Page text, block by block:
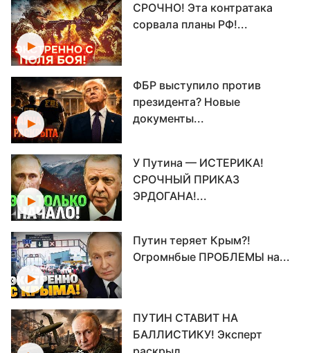
СРОЧНО! Эта контратака
сорвала планы РФ!...
ФБР выступило против
президента? Новые
документы...
У Путина — ИСТЕРИКА!
СРОЧНЫЙ ПРИКАЗ
ЭРДОГАНА!...
Путин теряет Крым?!
Огромнбые ПРОБЛЕМЫ на...
ПУТИН СТАВИТ НА
БАЛЛИСТИКУ! Эксперт